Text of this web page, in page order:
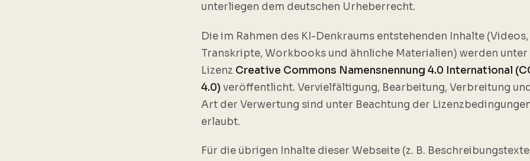
unterliegen dem deutschen Urheberrecht.
Die im Rahmen des KI-Denkraums entstehenden Inhalte (Videos,
Transkripte, Workbooks und ähnliche Materialien) werden unter
Lizenz Creative Commons Namensnennung 4.0 International
4.0) veröffentlicht. Vervielfältigung, Bearbeitung, Verbreitung
Art der Verwertung sind unter Beachtung der
erlaubt.
Für die übrigen Inhalte dieser Webseite (z. B.